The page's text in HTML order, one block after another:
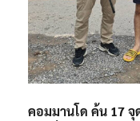
คอมมานโด ค้น 17 จุ